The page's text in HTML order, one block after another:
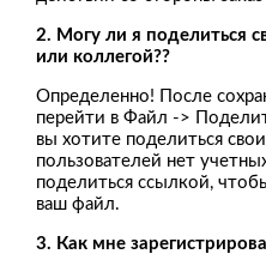
2. Могу ли я поделиться
или коллегой??
Определенно! После
перейти в Файл ->
вы хотите поделиться
пользователей нет
поделиться ссылкой,
ваш файл.
3. Как мне